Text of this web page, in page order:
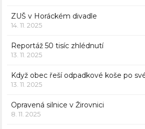
ZUŠ v Horáckém divadle
14. 11. 2025
Reportáž 50 tisíc zhlédnutí
13. 11. 2025
Když obec řeší odpadkové koše po
13. 11. 2025
Opravená silnice v Žirovnici
8. 11. 2025